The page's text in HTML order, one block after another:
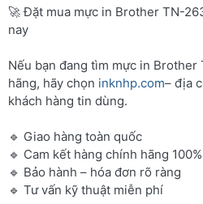
🚀 Đặt mua mực in Brother TN-
nay
Nếu bạn đang tìm mực in
hãng, hãy chọn inknhp.com– địa
khách hàng tin dùng.
🔹 Giao hàng toàn quốc
🔹 Cam kết hàng chính hãng 100%
🔹 Bảo hành – hóa đơn rõ ràng
🔹 Tư vấn kỹ thuật miễn phí